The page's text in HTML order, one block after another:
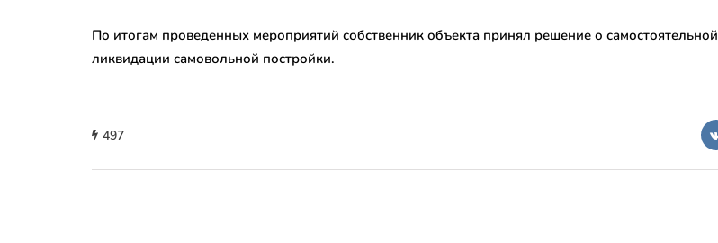
По итогам проведенных мероприятий собственник объекта принял решение о самостоятельной
ликвидации самовольной постройки.
497